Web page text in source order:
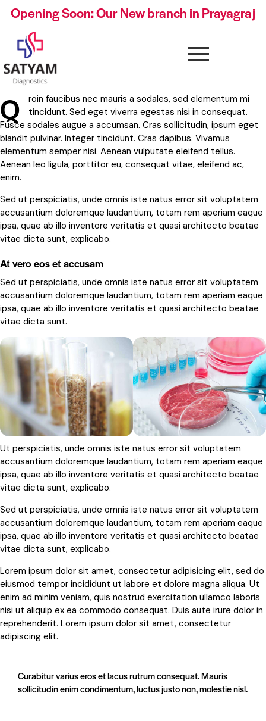
Opening Soon: Our New branch in Prayagraj
Q
roin faucibus nec mauris a sodales, sed elementum mi
tincidunt. Sed eget viverra egestas nisi in consequat.
Fusce sodales augue a accumsan. Cras sollicitudin, ipsum eget
blandit pulvinar. Integer tincidunt. Cras dapibus. Vivamus
elementum semper nisi. Aenean vulputate eleifend tellus.
Aenean leo ligula, porttitor eu, consequat vitae, eleifend ac,
enim.
Sed ut perspiciatis, unde omnis iste natus error sit voluptatem
accusantium doloremque laudantium, totam rem aperiam eaque
ipsa, quae ab illo inventore veritatis et quasi architecto beatae
vitae dicta sunt, explicabo.
At vero eos et accusam
Sed ut perspiciatis, unde omnis iste natus error sit voluptatem
accusantium doloremque laudantium, totam rem aperiam eaque
ipsa, quae ab illo inventore veritatis et quasi architecto beatae
vitae dicta sunt.
Ut perspiciatis, unde omnis iste natus error sit voluptatem
accusantium doloremque laudantium, totam rem aperiam eaque
ipsa, quae ab illo inventore veritatis et quasi architecto beatae
vitae dicta sunt, explicabo.
Sed ut perspiciatis, unde omnis iste natus error sit voluptatem
accusantium doloremque laudantium, totam rem aperiam eaque
ipsa, quae ab illo inventore veritatis et quasi architecto beatae
vitae dicta sunt, explicabo.
Lorem ipsum dolor sit amet, consectetur adipisicing elit, sed do
eiusmod tempor incididunt ut labore et dolore magna aliqua. Ut
enim ad minim veniam, quis nostrud exercitation ullamco laboris
nisi ut aliquip ex ea commodo consequat. Duis aute irure dolor in
reprehenderit. Lorem ipsum dolor sit amet, consectetur
adipiscing elit.
Curabitur varius eros et lacus rutrum consequat. Mauris
sollicitudin enim condimentum, luctus justo non, molestie nisl.